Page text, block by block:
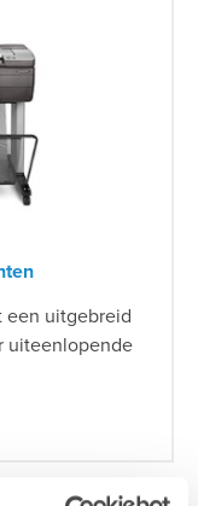
een uitgebreid
uiteenlopende